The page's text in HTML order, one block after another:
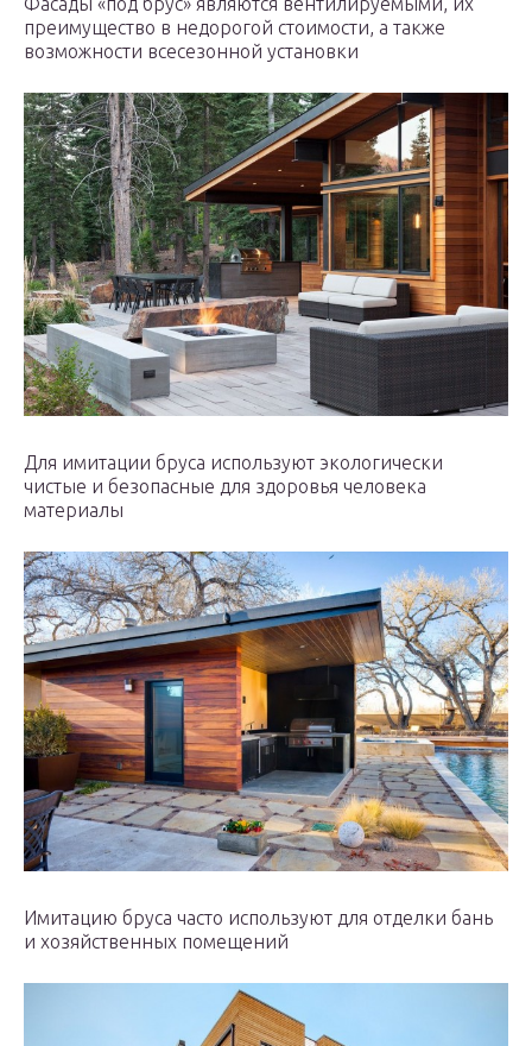
преимущество в недорогой стоимости, а также
возможности всесезонной установки
Для имитации бруса используют экологически
чистые и безопасные для здоровья человека
материалы
Имитацию бруса часто используют для отделки бань
и хозяйственных помещений